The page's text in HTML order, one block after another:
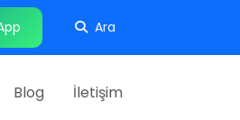
Ara
Blog İletişim